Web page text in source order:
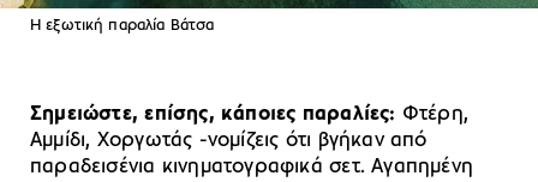
Η εξωτική παραλία Βάτσα
Σημειώστε, επίσης, κάποιες παραλίες: Φτέρη,
Αμμίδι, Χοργωτάς -νομίζεις ότι βγήκαν από
παραδεισένια κινηματογραφικά σετ. Αγαπημένη